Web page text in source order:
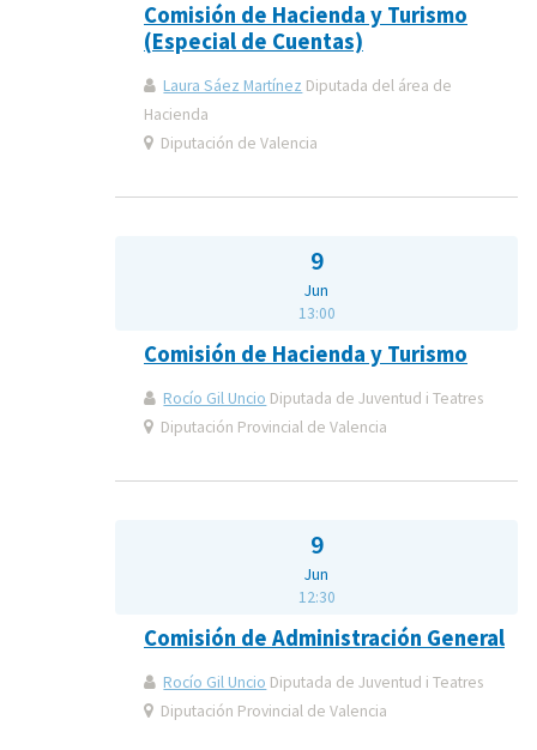
Comisión de Hacienda y Turismo
(Especial de Cuentas)
Laura Sáez Martínez Diputada del área de
Hacienda
Diputación de Valencia
9
Jun
13:00
Comisión de Hacienda y Turismo
Rocío Gil Uncio Diputada de Juventud i Teatres
Diputación Provincial de Valencia
9
Jun
12:30
Comisión de Administración General
Rocío Gil Uncio Diputada de Juventud i Teatres
Diputación Provincial de Valencia